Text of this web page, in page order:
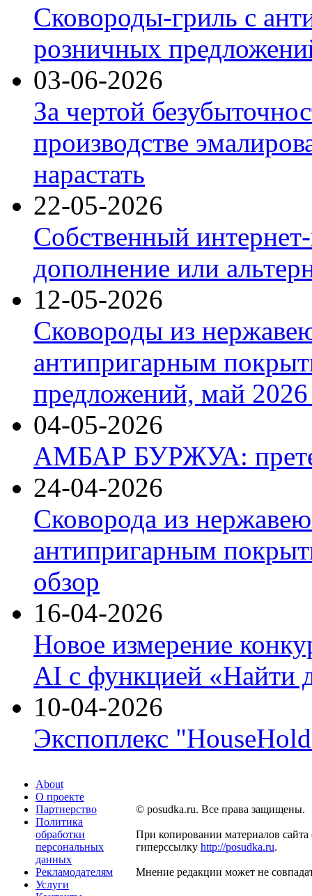
Сковороды-гриль с
розничных
03-06-2026
За чертой
производстве
нарастать
22-05-2026
Собственный
дополнение или
12-05-2026
Сковороды из
антипригарным
предложений, май 2026
04-05-2026
АМБАР БУРЖУА:
24-04-2026
Сковорода из
антипригарным
обзор
16-04-2026
Новое измерение
AI с функцией «Найти
10-04-2026
Экспоплекс
About
О проекте
Партнерство
Политика
обработки
персональных
данных
Рекламодателям
Услуги
© posudka.ru. Все права защищены.
При копировании материалов сайта
гиперссылку http://posudka.ru.
Мнение редакции может не